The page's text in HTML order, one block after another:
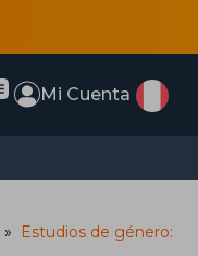
Mi Cuenta
Estudios de género: